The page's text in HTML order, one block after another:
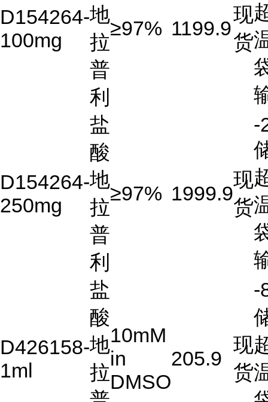
D154264-
100mg
地
拉
普
利
≥97% 1199.9
现
货
D154264-
250mg
盐
酸
地
拉
普
利
≥97% 1999.9
现
货
-
D426158-
1ml
盐
酸
地
拉
10mM
in
DMSO
205.9
现
货
-